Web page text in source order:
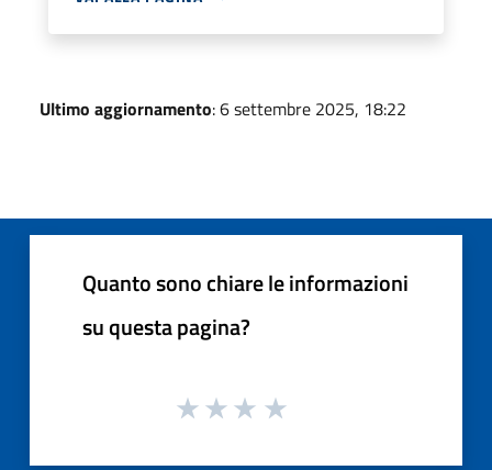
Ultimo aggiornamento: 6 settembre 2025, 18:22
Quanto sono chiare le informazioni
su questa pagina?